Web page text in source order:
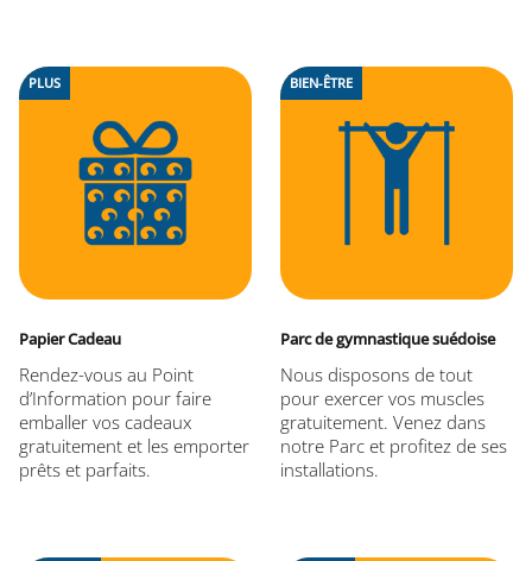
PLUS
Papier Cadeau
Rendez-vous au Point
d’Information pour faire
emballer vos cadeaux
gratuitement et les emporter
prêts et parfaits.
BIEN-ÊTRE
Parc de gymnastique suédoise
Nous disposons de tout
pour exercer vos muscles
gratuitement. Venez dans
notre Parc et profitez de ses
installations.